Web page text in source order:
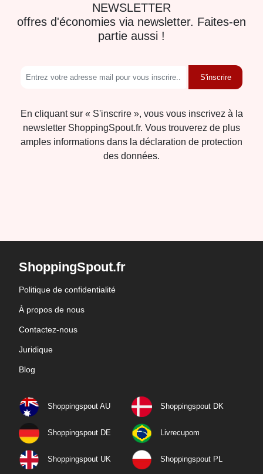
NEWSLETTER
offres d'économies via newsletter. Faites-en
partie aussi !
S'inscrire
En cliquant sur « S'inscrire », vous vous inscrivez à la
newsletter ShoppingSpout.fr. Vous trouverez de plus
amples informations dans la déclaration de protection
des données.
ShoppingSpout.fr
Politique de confidentialité
À propos de nous
Contactez-nous
Juridique
Blog
Shoppingspout AU Shoppingspout DK
Shoppingspout DE Livrecupom
Shoppingspout UK Shoppingspout PL